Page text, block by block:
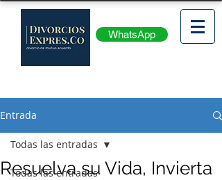
WhatsApp
Entrada
Todas las entradas
Todas las entradas
Resuelva su Vida, Invierta